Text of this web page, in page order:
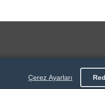
Çerez Ayarları